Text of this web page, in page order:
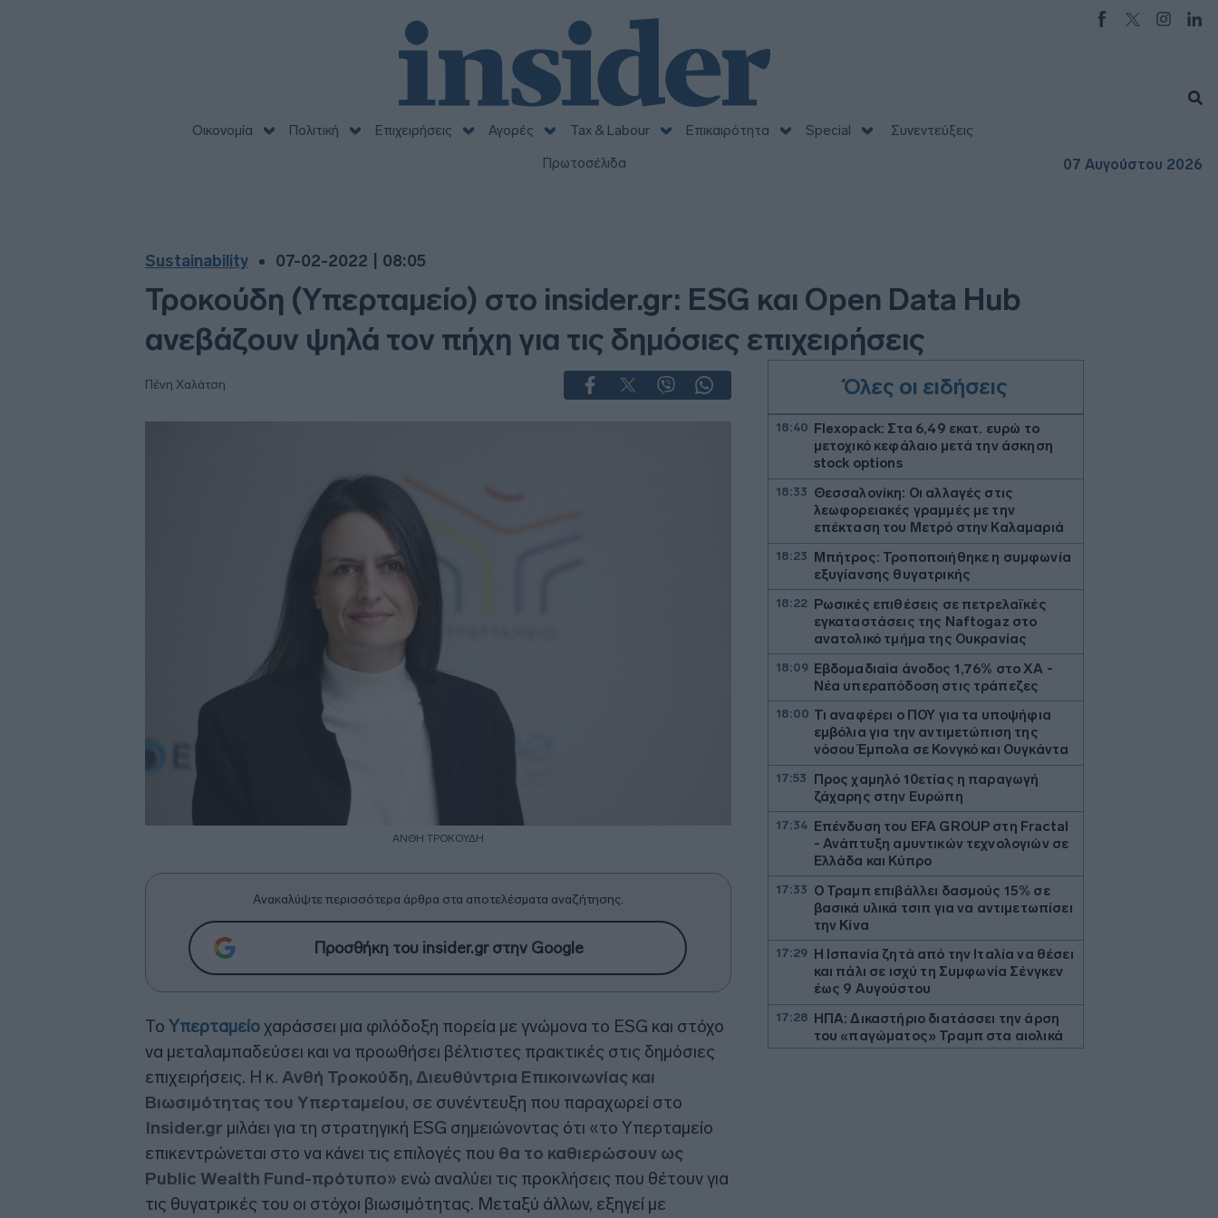
Οικονομία Πολιτική Επιχειρήσεις Αγορές Tax & Labour Επικαιρότητα Special
Συνεντεύξεις
Πρωτοσέλιδα
07 Αυγούστου 2026
Sustainability 07-02-2022 | 08:05
Τροκούδη (Υπερταμείο) στο insider.gr: ESG και Open Data Hub
ανεβάζουν ψηλά τον πήχη για τις δημόσιες επιχειρήσεις
Πένη Χαλάτση
ΑΝΘΗ ΤΡΟΚΟΥΔΗ
Ανακαλύψτε περισσότερα άρθρα στα αποτελέσματα αναζήτησης.
Προσθήκη του insider.gr στην Google
Το Υπερταμείοχαράσσει μια φιλόδοξη πορεία με γνώμονα το ESG και στόχο
να μεταλαμπαδεύσει και να προωθήσει βέλτιστες πρακτικές στις δημόσιες
επιχειρήσεις. Η κ. Ανθή Τροκούδη, Διευθύντρια Επικοινωνίας και
Βιωσιμότητας του Υπερταμείου, σε συνέντευξη που παραχωρεί στο
Insider.gr μιλάει για τη στρατηγική ESG σημειώνοντας ότι «το Υπερταμείο
επικεντρώνεται στο να κάνει τις επιλογές που θα το καθιερώσουν ως
Public Wealth Fund-πρότυπο» ενώ αναλύει τις προκλήσεις που θέτουν για
τις θυγατρικές του οι στόχοι βιωσιμότητας. Μεταξύ άλλων, εξηγεί με
Όλες οι ειδήσεις
18:40
Flexopack: Στα 6,49 εκατ. ευρώ το
μετοχικό κεφάλαιο μετά την άσκηση
stock options
18:33 Θεσσαλονίκη: Οι αλλαγές στις
λεωφορειακές γραμμές με την
επέκταση του Μετρό στην Καλαμαριά
18:23 Μπήτρος: Τροποποιήθηκε η συμφωνία
εξυγίανσης θυγατρικής
18:22 Ρωσικές επιθέσεις σε πετρελαϊκές
εγκαταστάσεις της Naftogaz στο
ανατολικό τμήμα της Ουκρανίας
18:09 Εβδομαδιαία άνοδος 1,76% στο ΧΑ -
Νέα υπεραπόδοση στις τράπεζες
18:00 Τι αναφέρει ο ΠΟΥ για τα υποψήφια
εμβόλια για την αντιμετώπιση της
νόσου Έμπολα σε Κονγκό και Ουγκάντα
17:53
Προς χαμηλό 10ετίας η παραγωγή
ζάχαρης στην Ευρώπη
17:34 Επένδυση του EFA GROUP στη Fractal
- Ανάπτυξη αμυντικών τεχνολογιών σε
Ελλάδα και Κύπρο
17:33 Ο Τραμπ επιβάλλει δασμούς 15% σε
βασικά υλικά τσιπ για να αντιμετωπίσει
την Κίνα
17:29
H Ισπανία ζητά από την Ιταλία να θέσει
και πάλι σε ισχύ τη Συμφωνία Σένγκεν
έως 9 Αυγούστου
17:28 ΗΠΑ: Δικαστήριο διατάσσει την άρση
του «παγώματος» Τραμπ στα αιολικά
έργα